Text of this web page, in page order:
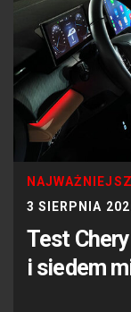
3 SIERPNIA
Test Chery
i siedem